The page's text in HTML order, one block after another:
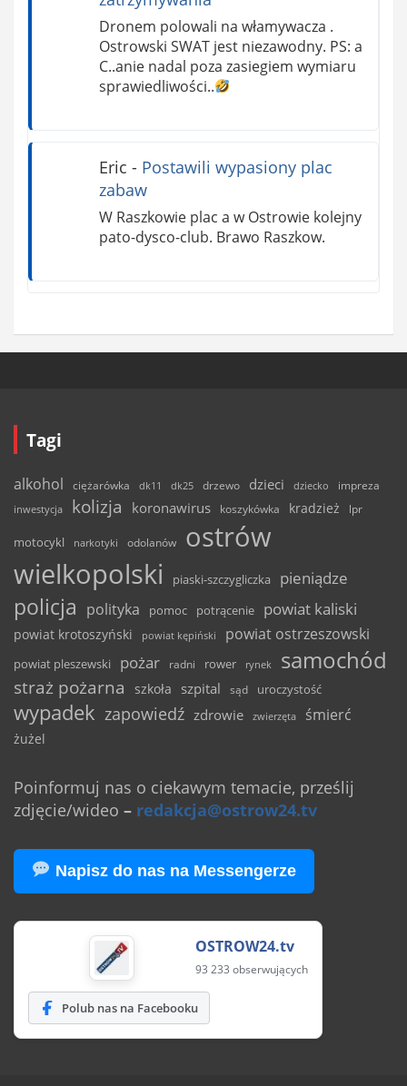
Dronem polowali na włamywacza .
Ostrowski SWAT jest niezawodny. PS: a
C..anie nadal poza zasiegiem wymiaru
sprawiedliwości..
Eric - Postawili wypasiony plac
zabaw
W Raszkowie plac a w Ostrowie kolejny
pato-dysco-club. Brawo Raszkow.
Tagi
alkohol ciężarówka dk11 dk25 drzewo dzieci dziecko
impreza
inwestycja
kolizja koronawirus koszykówka kradzież lpr
motocykl narkotyki odolanów
ostrów
wielkopolski
piaski-szczygliczka pieniądze
policja polityka pomoc potrącenie powiat kaliski
powiat krotoszyński powiat kępiński powiat ostrzeszowski
powiat pleszewski pożar radni rower rynek samochód
straż pożarna szkoła szpital sąd uroczystość
wypadek zapowiedź zdrowie zwierzęta śmierć
żużel
Poinformuj nas o ciekawym temacie, prześlij
zdjęcie/wideo – redakcja@ostrow24.tv
Napisz do nas na Messengerze
OSTROW24.tv
93 233 obserwujących
Polub nas na Facebooku